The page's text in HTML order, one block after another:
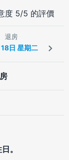
度 5/5 的評價
退房
。